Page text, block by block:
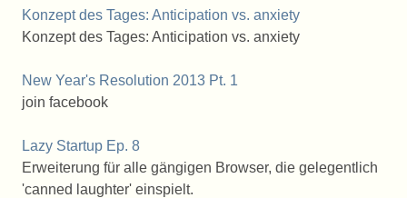
Konzept des Tages: Anticipation vs. anxiety
Konzept des Tages: Anticipation vs. anxiety
New Year's Resolution 2013 Pt. 1
join facebook
Lazy Startup Ep. 8
Erweiterung für alle gängigen Browser, die gelegentlich
'canned laughter' einspielt.